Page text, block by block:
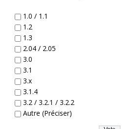
1.0 / 1.1
1.2
1.3
2.04 / 2.05
3.0
3.1
3.x
3.1.4
3.2 / 3.2.1 / 3.2.2
Autre (Préciser)